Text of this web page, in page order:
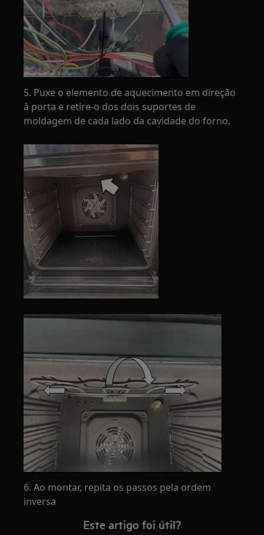
5. Puxe o elemento de aquecimento em direção
à porta e retire-o dos dois suportes de
moldagem de cada lado da cavidade do forno.
6. Ao montar, repita os passos pela ordem
inversa
Este artigo foi útil?